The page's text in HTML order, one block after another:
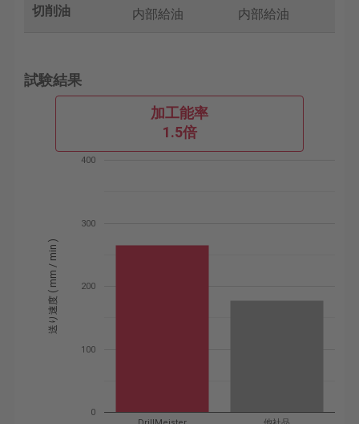
切削油 内部給油 内部給油
試験結果
加工能率
1.5倍
0
100
200
300
400
送り速度 ( mm / min )